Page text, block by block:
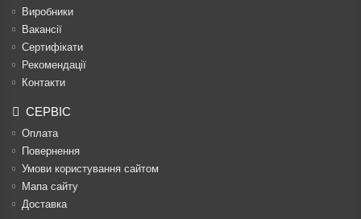
Виробники
Вакансії
Сертифікати
Рекомендації
Контакти
СЕРВІС
Оплата
Повернення
Умови користування сайтом
Мапа сайту
Доставка